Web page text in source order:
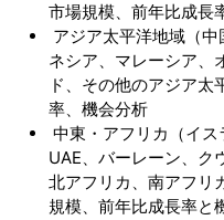
市場規模、前年比成長
アジア太平洋地域（
ネシア、マレーシア、
ド、その他のアジア
率、機会分析
中東・アフリカ（イス
UAE、バーレーン、ク
北アフリカ、南アフリ
規模、前年比成長率と